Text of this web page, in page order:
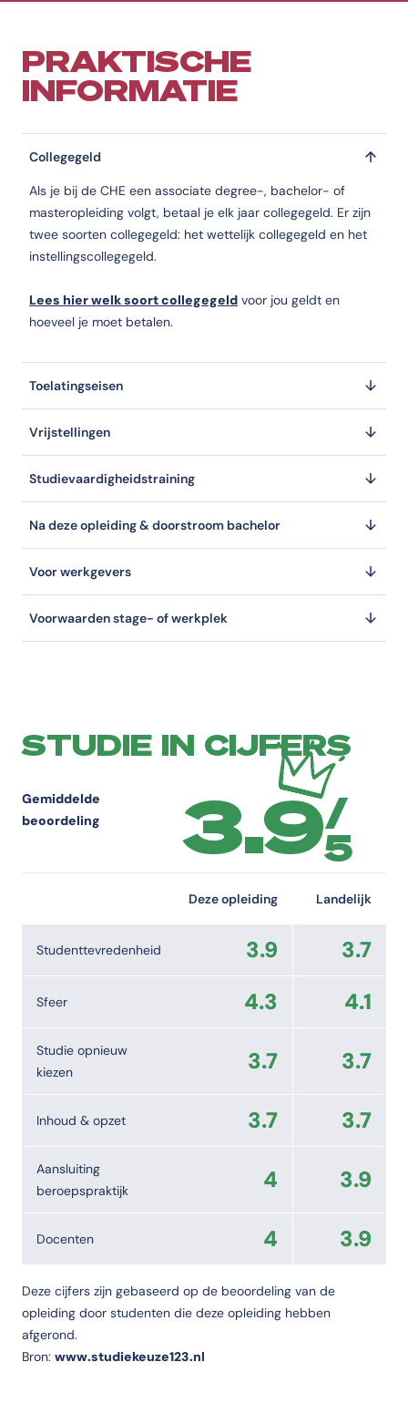
PRAKTISCHE
INFORMATIE
Collegegeld
Als je bij de CHE een associate degree-, bachelor- of
masteropleiding volgt, betaal je elk jaar collegegeld. Er zijn
twee soorten collegegeld: het wettelijk collegegeld en het
instellingscollegegeld.
Lees hier welk soort collegegeld voor jou geldt en
hoeveel je moet betalen.
Toelatingseisen
Vrijstellingen
Studievaardigheidstraining
Na deze opleiding & doorstroom bachelor
Voor werkgevers
Voorwaarden stage- of werkplek
STUDIE IN CIJFERS
Gemiddelde
beoordeling
3.9/
5
Deze opleiding Landelijk
Studenttevredenheid 3.9 3.7
Sfeer 4.3 4.1
Studie opnieuw
kiezen
3.7 3.7
Inhoud & opzet 3.7 3.7
Aansluiting
beroepspraktijk
4 3.9
Docenten 4 3.9
Deze cijfers zijn gebaseerd op de beoordeling van de
opleiding door studenten die deze opleiding hebben
afgerond.
Bron: www.studiekeuze123.nl